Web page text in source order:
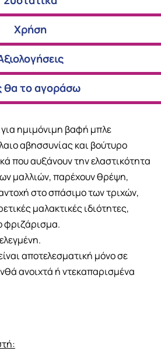
Χρήση
θα το αγοράσω
ημιμόνιμη βαφή μπλε
αβησσυνίας και βούτυρο
που αυξάνουν την ελαστικότητα
μαλλιών, παρέχουν θρέψη,
στο σπάσιμο των τριχών,
μαλακτικές ιδιότητες,
φριζάρισμα.
αποτελεσματική μόνο σε
ανοιχτά ή ντεκαπαρισμένα